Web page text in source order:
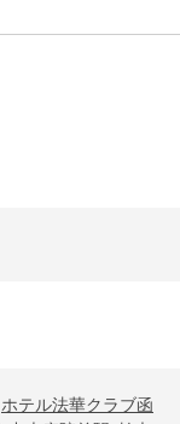
ホテル法華クラブ函